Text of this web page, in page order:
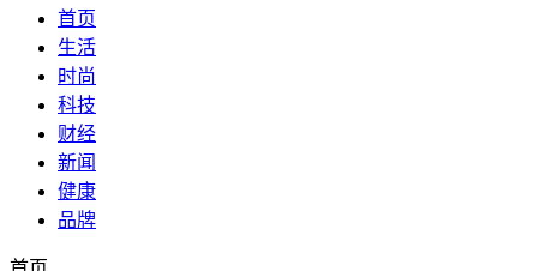
首页
生活
时尚
科技
财经
新闻
健康
品牌